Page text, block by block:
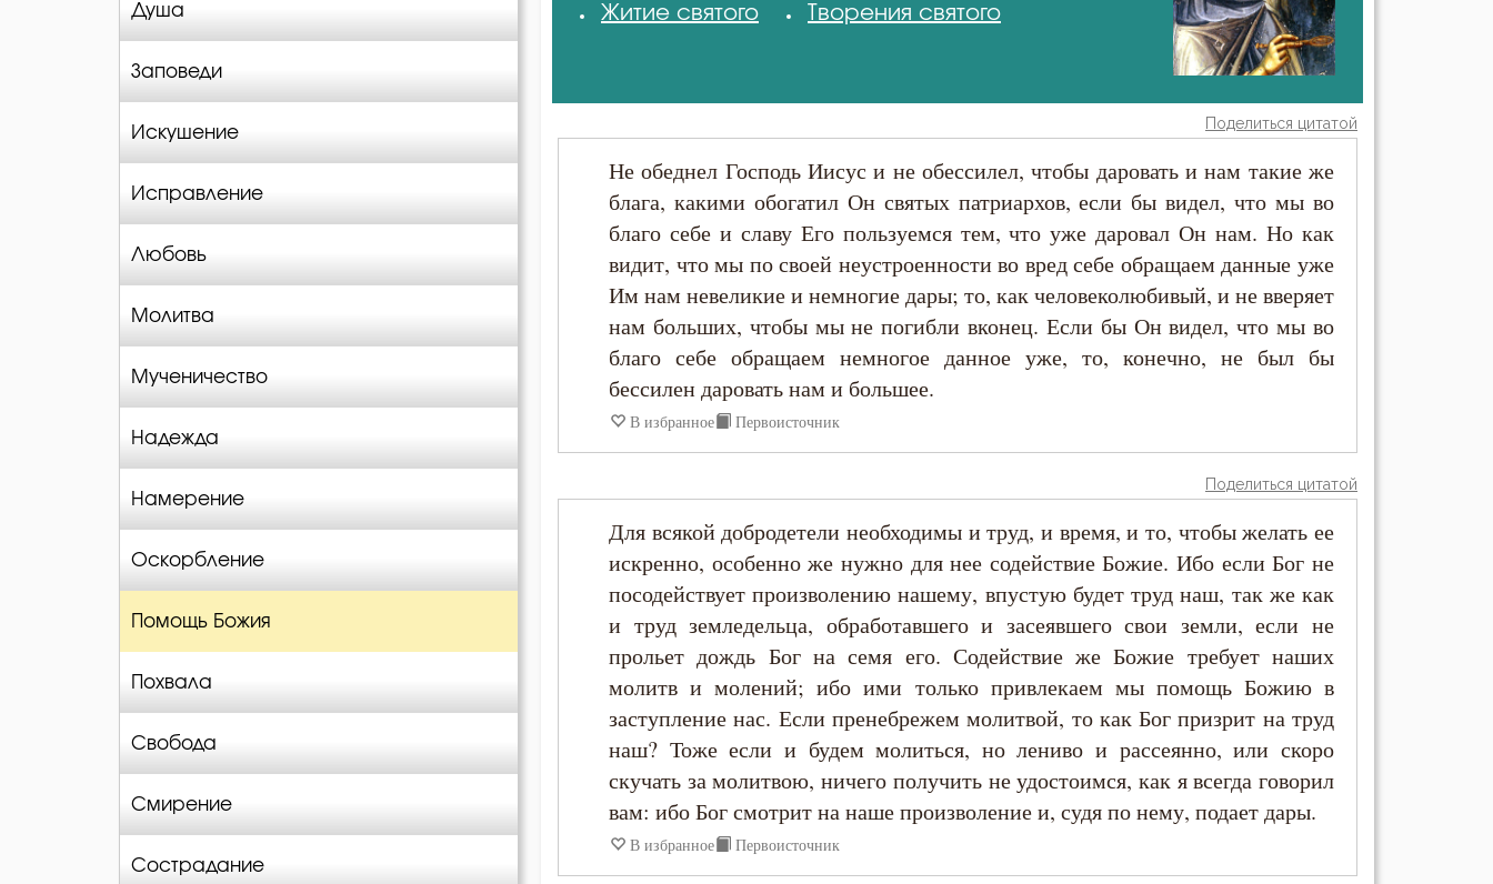
Душа
Заповеди
Искушение
Исправление
Любовь
Молитва
Мученичество
Надежда
Намерение
Оскорбление
Помощь Божия
Похвала
Свобода
Смирение
Сострадание
Амвросий Оптинский (Гренков)
Григорий Нисский
Зосима Палестинский
Иоанн Златоуст
Иосиф Оптинский (Литовкин)
Исаак Сирин Ниневийский
Исидор Пелусиот
Лев Оптинский (Наголкин)
Макарий Великий
Макарий Оптинский (Иванов)
Житие святого
Творения святого
Поделиться цитатой
Не обеднел Господь Иисус и не обессилел, чтобы даровать и нам такие же
блага, какими обогатил Он святых патриархов, если бы видел, что мы во
благо себе и славу Его пользуемся тем, что уже даровал Он нам. Но как
видит, что мы по своей неустроенности во вред себе обращаем данные уже
Им нам невеликие и немногие дары; то, как человеколюбивый, и не вверяет
нам больших, чтобы мы не погибли вконец. Если бы Он видел, что мы во
благо себе обращаем немногое данное уже, то, конечно, не был бы
бессилен даровать нам и большее.
В избранное Первоисточник
Поделиться цитатой
Для всякой добродетели необходимы и труд, и время, и то, чтобы желать ее
искренно, особенно же нужно для нее содействие Божие. Ибо если Бог не
посодействует произволению нашему, впустую будет труд наш, так же как
и труд земледельца, обработавшего и засеявшего свои земли, если не
прольет дождь Бог на семя его. Содействие же Божие требует наших
молитв и молений; ибо ими только привлекаем мы помощь Божию в
заступление нас. Если пренебрежем молитвой, то как Бог призрит на труд
наш? Тоже если и будем молиться, но лениво и рассеянно, или скоро
скучать за молитвою, ничего получить не удостоимся, как я всегда говорил
вам: ибо Бог смотрит на наше произволение и, судя по нему, подает дары.
В избранное Первоисточник